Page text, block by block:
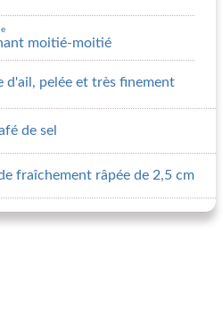
moitié-moitié
d'ail, pelée et très finement
de sel
fraîchement râpée de 2,5 cm